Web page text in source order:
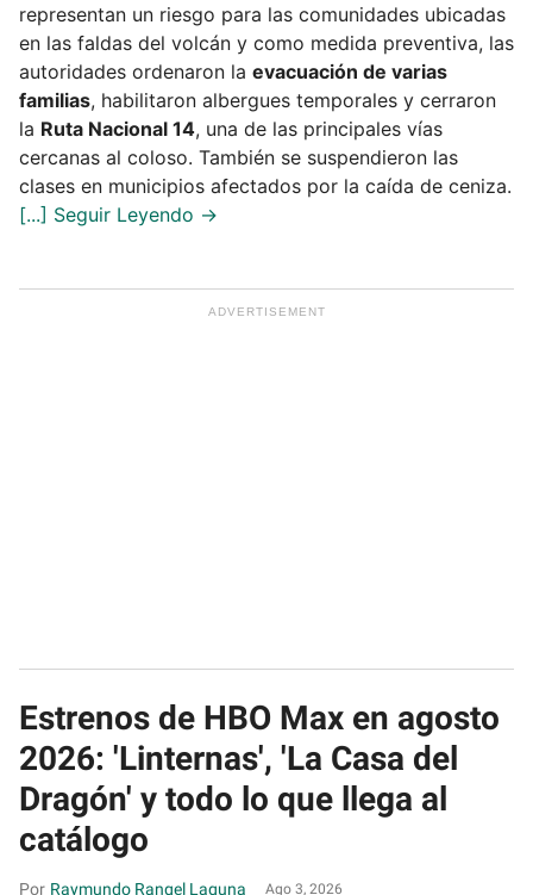
representan un riesgo para las comunidades ubicadas
en las faldas del volcán y como medida preventiva, las
autoridades ordenaron la evacuación de varias
familias, habilitaron albergues temporales y cerraron
la Ruta Nacional 14, una de las principales vías
cercanas al coloso. También se suspendieron las
clases en municipios afectados por la caída de ceniza.
Estrenos de HBO Max en agosto
2026: 'Linternas', 'La Casa del
Dragón' y todo lo que llega al
catálogo
Raymundo Rangel Laguna Ago 3, 2026